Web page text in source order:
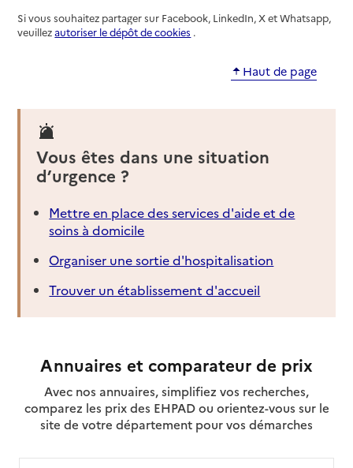
Si vous souhaitez partager sur Facebook, LinkedIn, X et Whatsapp,
veuillezautoriser le dépôt de cookies .
Haut de page
Vous êtes dans une situation
d’urgence ?
Mettre en place des services d'aide et de
soins à domicile
Organiser une sortie d'hospitalisation
Trouver un établissement d'accueil
Annuaires et comparateur de prix
Avec nos annuaires, simplifiez vos recherches,
comparez les prix des EHPAD ou orientez-vous sur le
site de votre département pour vos démarches